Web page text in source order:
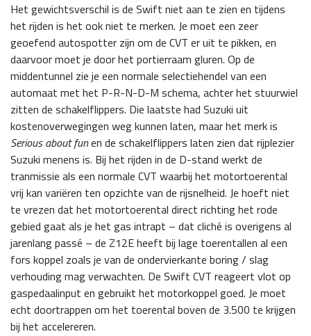
Het gewichtsverschil is de Swift niet aan te zien en tijdens
het rijden is het ook niet te merken. Je moet een zeer
geoefend autospotter zijn om de CVT er uit te pikken, en
daarvoor moet je door het portierraam gluren. Op de
middentunnel zie je een normale selectiehendel van een
automaat met het P-R-N-D-M schema, achter het stuurwiel
zitten de schakelflippers. Die laatste had Suzuki uit
kostenoverwegingen weg kunnen laten, maar het merk is
Serious about funen de schakelflippers laten zien dat rijplezier
Suzuki menens is. Bij het rijden in de D-stand werkt de
tranmissie als een normale CVT waarbij het motortoerental
vrij kan variëren ten opzichte van de rijsnelheid. Je hoeft niet
te vrezen dat het motortoerental direct richting het rode
gebied gaat als je het gas intrapt – dat cliché is overigens al
jarenlang passé – de Z12E heeft bij lage toerentallen al een
fors koppel zoals je van de ondervierkante boring / slag
verhouding mag verwachten. De Swift CVT reageert vlot op
gaspedaalinput en gebruikt het motorkoppel goed. Je moet
echt doortrappen om het toerental boven de 3.500 te krijgen
bij het accelereren.